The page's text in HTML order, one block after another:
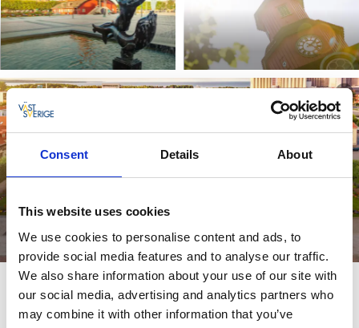
Consent Details About
This website uses cookies
We use cookies to personalise content and ads, to
provide social media features and to analyse our traffic.
We also share information about your use of our site with
our social media, advertising and analytics partners who
may combine it with other information that you’ve
4. Gamla Rådhuset